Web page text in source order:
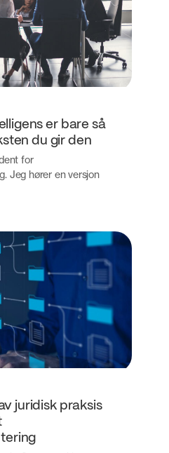
er bare så
du gir den
for
Jeg hører en versjon
juridisk praksis